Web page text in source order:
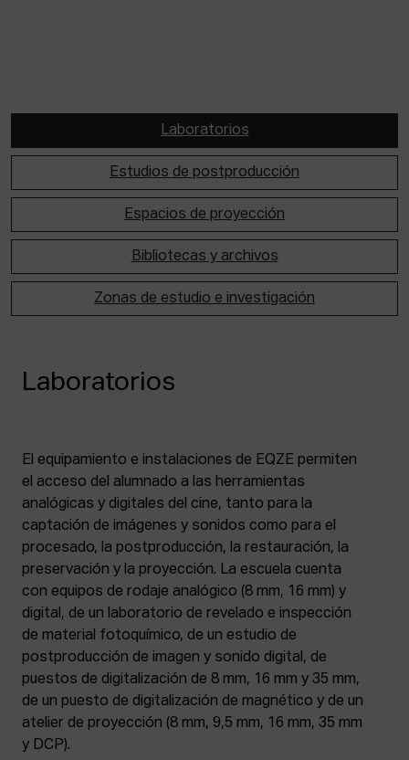
Laboratorios
Estudios de postproducción
Espacios de proyección
Bibliotecas y archivos
Zonas de estudio e investigación
Laboratorios
El equipamiento e instalaciones de EQZE permiten
el acceso del alumnado a las herramientas
analógicas y digitales del cine, tanto para la
captación de imágenes y sonidos como para el
procesado, la postproducción, la restauración, la
preservación y la proyección. La escuela cuenta
con equipos de rodaje analógico (8 mm, 16 mm) y
digital, de un laboratorio de revelado e inspección
de material fotoquímico, de un estudio de
postproducción de imagen y sonido digital, de
puestos de digitalización de 8 mm, 16 mm y 35 mm,
de un puesto de digitalización de magnético y de un
atelier de proyección (8 mm, 9,5 mm, 16 mm, 35 mm
y DCP).